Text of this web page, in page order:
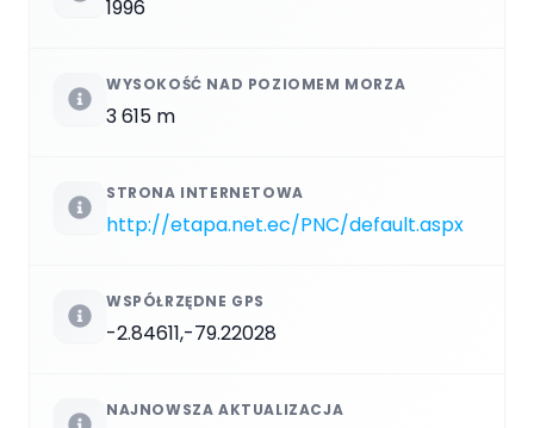
1996
WYSOKOŚĆ NAD POZIOMEM MORZA
3 615 m
STRONA INTERNETOWA
http://etapa.net.ec/PNC/default.aspx
WSPÓŁRZĘDNE GPS
-2.84611,-79.22028
NAJNOWSZA AKTUALIZACJA